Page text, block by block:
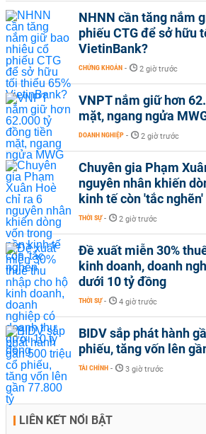
NHNN cần tăng nắm
phiếu CTG để sở hữu
VietinBank?
CHỨNG KHOÁN - 2 giờ trước
VNPT nắm giữ hơn
mặt, ngang ngửa
DOANH NGHIỆP - 2 giờ trước
Chuyên gia Phạm
nguyên nhân khiến
kinh tế còn 'tắc nghẽn'
THỜI SỰ - 2 giờ trước
Đề xuất miễn 30%
kinh doanh, doanh
dưới 10 tỷ đồng
THỜI SỰ - 4 giờ trước
BIDV sắp phát hành
phiếu, tăng vốn lên
TÀI CHÍNH - 3 giờ trước
LIÊN KẾT NỔI BẬT